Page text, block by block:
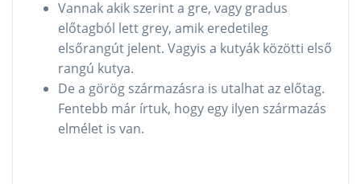
Vannak akik szerint a gre, vagy gradus
előtagból lett grey, amik eredetileg
elsőrangút jelent. Vagyis a kutyák közötti első
rangú kutya.
De a görög származásra is utalhat az előtag.
Fentebb már írtuk, hogy egy ilyen származás
elmélet is van.